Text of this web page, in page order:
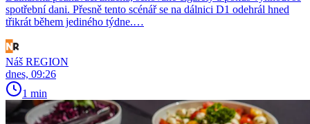
spotřební dani. Přesně tento scénář se na dálnici D1 odehrál hned
třikrát během jediného týdne.…
Náš REGION
dnes, 09:26
1 min